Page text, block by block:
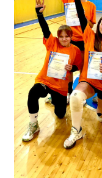
Структура и
организацией
Документы
Образование
Руководство
Педагогический
Материально-
оснащенность
Доступная среда
Стипендии и